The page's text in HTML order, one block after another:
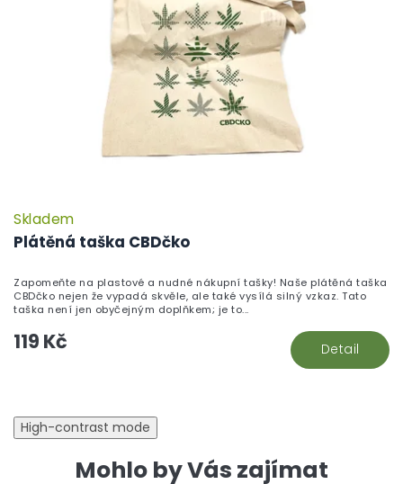
Plátěná taška CBDčko
Skladem
119 Kč Detail
Zapomeňte na plastové a nudné nákupní tašky! Naše plátěná taška
CBDčko nejen že vypadá skvěle, ale také vysílá silný vzkaz. Tato
taška není jen obyčejným doplňkem; je to...
High-contrast mode
Mohlo by Vás zajímat